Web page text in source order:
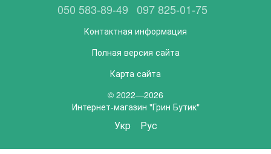
050 583-89-49 097 825-01-75
Контактная информация
Полная версия сайта
Карта сайта
© 2022—2026
Интернет-магазин "Грин Бутик"
Укр Рус